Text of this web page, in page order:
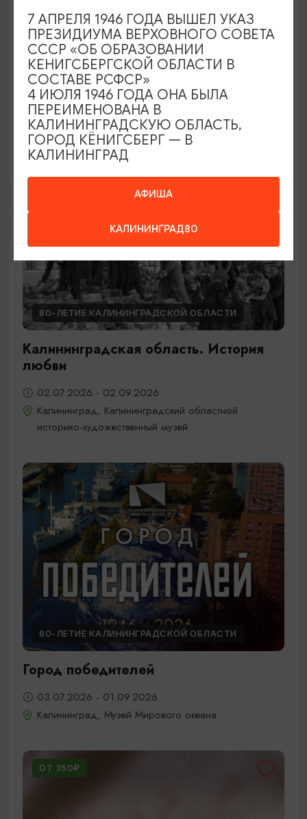
Выставка к 100-летию Янтарной
мануфактуры
26.06.2026 - 16.08.2026
Калининград, Музей янтаря
80-ЛЕТИЕ КАЛИНИНГРАДСКОЙ ОБЛАСТИ
Калининградская область. История
любви
02.07.2026 - 02.09.2026
Калининград, Калининградский областной
историко-художественный музей
80-ЛЕТИЕ КАЛИНИНГРАДСКОЙ ОБЛАСТИ
Город победителей
03.07.2026 - 01.09.2026
Калининград, Музей Мирового океана
ОТ 350₽
АФИША
КАЛИНИНГРАД80
7 АПРЕЛЯ 1946 ГОДА ВЫШЕЛ УКАЗ
ПРЕЗИДИУМА ВЕРХОВНОГО СОВЕТА
СССР «ОБ ОБРАЗОВАНИИ
КЕНИГСБЕРГСКОЙ ОБЛАСТИ В
СОСТАВЕ РСФСР»
4 ИЮЛЯ 1946 ГОДА ОНА БЫЛА
ПЕРЕИМЕНОВАНА В
КАЛИНИНГРАДСКУЮ ОБЛАСТЬ,
ГОРОД КЁНИГСБЕРГ — В
КАЛИНИНГРАД